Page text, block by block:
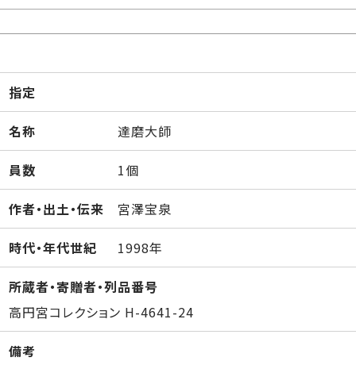
指定
名称 達磨大師
員数 1個
作者・出土・伝来 宮澤宝泉
時代・年代世紀 1998年
所蔵者・寄贈者・列品番号
高円宮コレクション H-4641-24
備考